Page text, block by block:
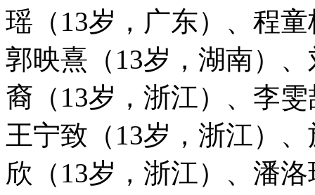
瑶（13岁，广东）、程
郭映熹（13岁，湖南）
裔（13岁，浙江）、李
王宁致（13岁，浙江）
欣（13岁，浙江）、潘